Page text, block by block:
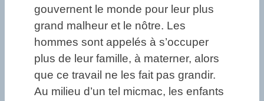
gouvernent le monde pour leur plus
grand malheur et le nôtre. Les
hommes sont appelés à s’occuper
plus de leur famille, à materner, alors
que ce travail ne les fait pas grandir.
Au milieu d’un tel micmac, les enfants